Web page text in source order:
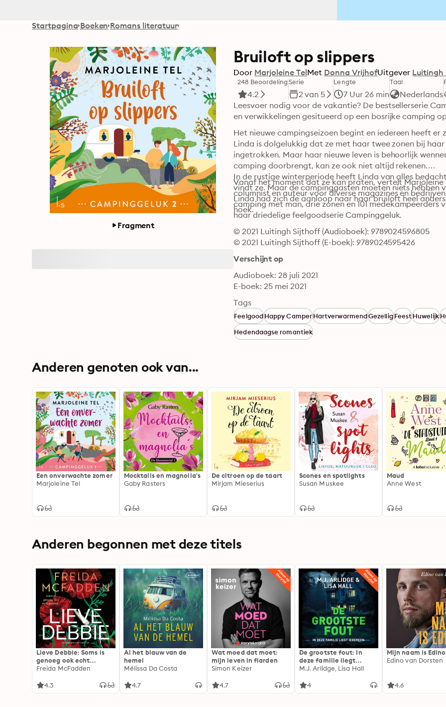
Startpagina Boeken Romans literatuur
Fragment
Bruiloft op slippers
Door Marjoleine TelMet Donna VrijhofUitgever
248 Beoordeling
4.2
Serie
2 van 5
Lengte
7 Uur 26 min
Taal
Nederlands
Leesvoer nodig voor de vakantie? De bestsellerserie
en verwikkelingen gesitueerd op een bosrijke camping
Het nieuwe campingseizoen begint en iedereen heeft
Linda is dolgelukkig dat ze met haar twee zonen bij
ingetrokken. Maar haar nieuwe leven is behoorlijk
camping doorbrengt, kan ze ook niet altijd rekenen.
In de rustige winterperiode heeft Linda van alles
vindt ze. Maar de campinggasten moeten niets hebben
Linda had zich de aanloop naar haar bruiloft heel
hoek.
Vanaf het moment dat ze kan praten, vertelt
columnist en auteur voor diverse magazines en
camping met man, drie zonen en 101
haar driedelige feelgoodserie Campinggeluk.
© 2021 Luitingh Sijthoff (Audioboek): 9789024596805
© 2021 Luitingh Sijthoff (E-boek): 9789024595426
Verschijnt op
Audioboek: 28 juli 2021
E-boek: 25 mei 2021
Tags
FeelgoodHappy CamperHartverwarmendGezelligFeestHuwelijk
Hedendaagse romantiek
Anderen genoten ook van...
Een onverwachte zomer
Marjoleine Tel
Mocktails en magnolia's
Gaby Rasters
De citroen op de taart
Mirjam Mieserius
Scones en spotlights
Susan Muskee
Maud
Anne West
Anderen begonnen met deze titels
Lieve Debbie: Soms is
genoeg ook echt
genoeg...
Freida McFadden
4.3
Al het blauw van de
hemel
Mélissa Da Costa
4.7
Wat moed dat moet:
mijn leven in flarden
Simon Keizer
4.7
De grootste fout: In
deze familie liegt
iedereen
M.J. Arlidge, Lisa Hall
4
Mijn naam is Edino
Edino van Dorsten
4.6